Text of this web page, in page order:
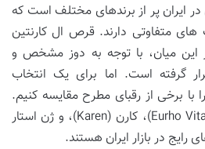
در ایران پر از برندهای مختلف است که
متفاوتی دارند. قرص ال کارنتین
در این میان، با توجه به دوز مشخص و
گرفته است. اما برای یک انتخاب
با برخی از رقبای مطرح مقایسه کنیم.
برندهایی مانند یوروویتال (Eurho Vital)، کارن (Karen)، و ژن استار